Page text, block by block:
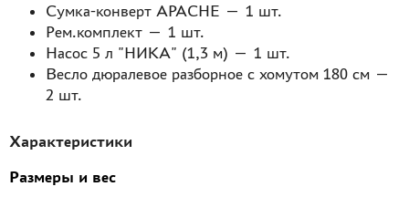
Сумка-конверт APACHE — 1 шт.
Рем.комплект — 1 шт.
Насос 5 л "НИКА" (1,3 м) — 1 шт.
Весло дюралевое разборное с хомутом 180 см —
2 шт.
Характеристики
Размеры и вес